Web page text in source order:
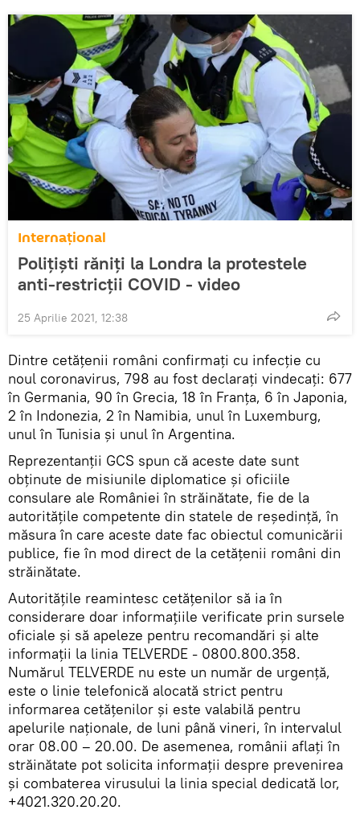
Internaţional
Polițiști răniți la Londra la protestele
anti-restricții COVID - video
25 Aprilie 2021, 12:38
Dintre cetățenii români confirmați cu infecție cu
noul coronavirus, 798 au fost declarați vindecați: 677
în Germania, 90 în Grecia, 18 în Franța, 6 în Japonia,
2 în Indonezia, 2 în Namibia, unul în Luxemburg,
unul în Tunisia și unul în Argentina.
Reprezentanții GCS spun că aceste date sunt
obținute de misiunile diplomatice și oficiile
consulare ale României în străinătate, fie de la
autoritățile competente din statele de reședință, în
măsura în care aceste date fac obiectul comunicării
publice, fie în mod direct de la cetățenii români din
străinătate.
Autoritățile reamintesc cetățenilor să ia în
considerare doar informațiile verificate prin sursele
oficiale și să apeleze pentru recomandări și alte
informații la linia TELVERDE - 0800.800.358.
Numărul TELVERDE nu este un număr de urgență,
este o linie telefonică alocată strict pentru
informarea cetățenilor și este valabilă pentru
apelurile naționale, de luni până vineri, în intervalul
orar 08.00 – 20.00. De asemenea, românii aflați în
străinătate pot solicita informații despre prevenirea
și combaterea virusului la linia special dedicată lor,
+4021.320.20.20.